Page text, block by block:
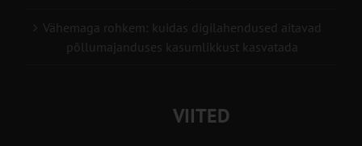
Vähemaga rohkem: kuidas digilahendused aitavad
põllumajanduses kasumlikkust kasvatada
VIITED